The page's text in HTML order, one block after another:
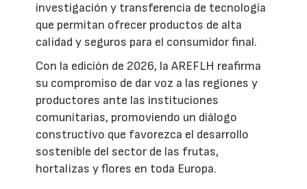
investigación y transferencia de tecnología
que permitan ofrecer productos de alta
calidad y seguros para el consumidor final.
Con la edición de 2026, la AREFLH reafirma
su compromiso de dar voz a las regiones y
productores ante las instituciones
comunitarias, promoviendo un diálogo
constructivo que favorezca el desarrollo
sostenible del sector de las frutas,
hortalizas y flores en toda Europa.